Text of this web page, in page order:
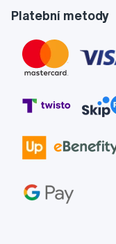
Platební metody